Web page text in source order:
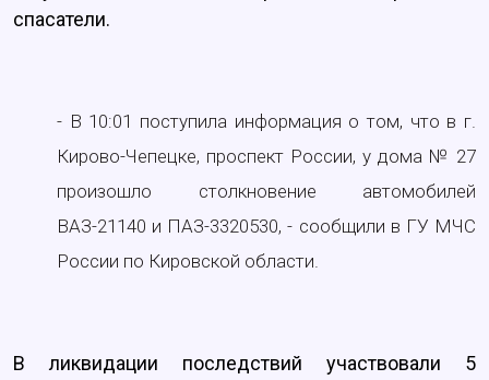
спасатели.
- В 10:01 поступила информация о том, что в г.
Кирово-Чепецке, проспект России, у дома № 27
произошло столкновение автомобилей
ВАЗ-21140 и ПАЗ-3320530, - сообщили в ГУ МЧС
России по Кировской области.
В ликвидации последствий участвовали 5